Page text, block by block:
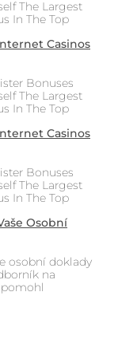
The Largest
In The Top
Casinos
Bonuses
The Largest
In The Top
Casinos
Bonuses
The Largest
In The Top
Osobní
osobní doklady
na